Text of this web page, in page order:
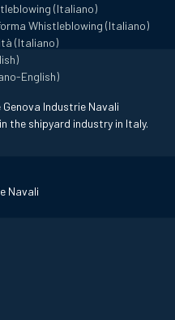
(Italiano)
Whistleblowing (Italiano)
(Italiano)
English)
Industrie Navali
the shipyard industry in Italy.
Navali